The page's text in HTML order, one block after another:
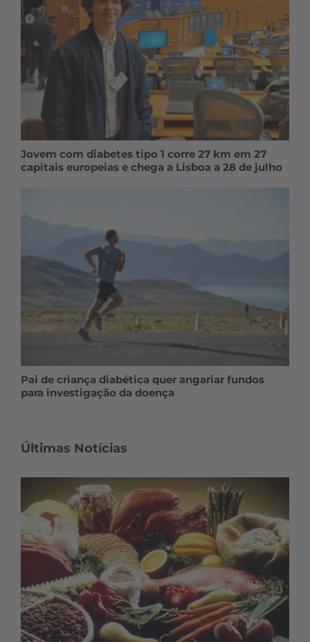
Jovem com diabetes tipo 1 corre 27 km em 27
capitais europeias e chega a Lisboa a 28 de julho
Pai de criança diabética quer angariar fundos
para investigação da doença
Últimas Notícias